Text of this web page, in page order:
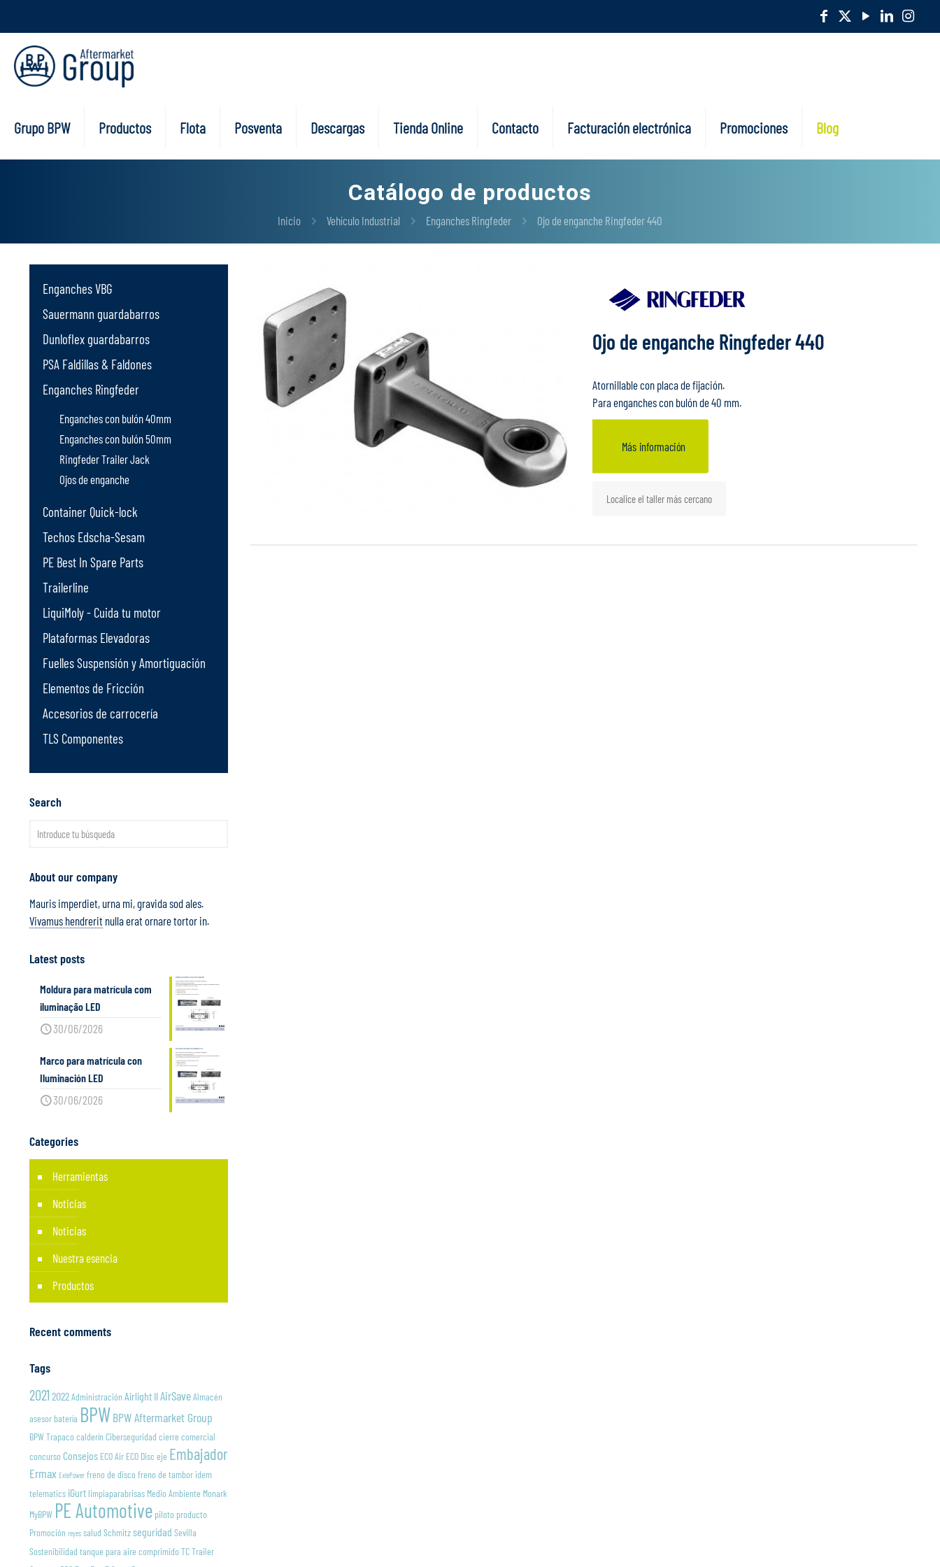
Grupo BPW Productos Flota Posventa Descargas Tienda Online Contacto Facturación electrónica Promociones Blog
Catálogo de productos
Inicio Vehículo Industrial Enganches Ringfeder Ojo de enganche Ringfeder 440
Ojo de enganche Ringfeder 440
Atornillable con placa de fijación.
Para enganches con bulón de 40 mm.
Más información
Localice el taller más cercano
Enganches VBG
Sauermann guardabarros
Dunloflex guardabarros
PSA Faldillas & Faldones
Enganches Ringfeder
Enganches con bulón 40mm
Enganches con bulón 50mm
Ringfeder Trailer Jack
Ojos de enganche
Container Quick-lock
Techos Edscha-Sesam
PE Best In Spare Parts
Trailerline
LiquiMoly - Cuida tu motor
Plataformas Elevadoras
Fuelles Suspensión y Amortiguación
Elementos de Fricción
Accesorios de carrocería
TLS Componentes
Search
About our company
Mauris imperdiet, urna mi, gravida sod ales.
Vivamus hendrerit nulla erat ornare tortor in.
Latest posts
Moldura para matrícula com
iluminação LED
30/06/2026
Marco para matrícula con
Iluminación LED
30/06/2026
Categories
Herramientas
Noticias
Noticias
Nuestra esencia
Productos
Recent comments
Tags
2021 2022Administración Airlight IIAirSaveAlmacén
asesor batería BPWBPW Aftermarket Group
BPW Trapaco calderín Ciberseguridad cierre comercial
concurso Consejos ECO Air ECO Disc eje Embajador
Ermax ExlePower freno de disco freno de tambor idem
telematics iGurtlimpiaparabrisas Medio Ambiente Monark
MyBPW PE Automotive piloto producto
Promoción reyes salud Schmitzseguridad Sevilla
Sostenibilidad tanque para aire comprimido TC Trailer